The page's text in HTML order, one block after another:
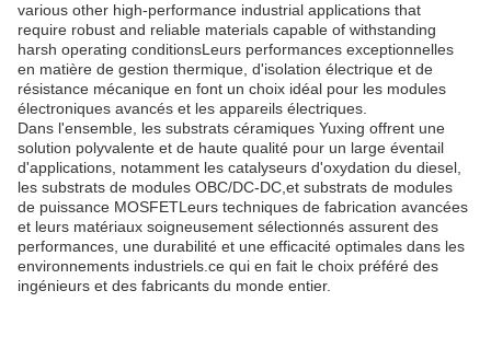
various other high-performance industrial applications that
require robust and reliable materials capable of withstanding
harsh operating conditionsLeurs performances exceptionnelles
en matière de gestion thermique, d'isolation électrique et de
résistance mécanique en font un choix idéal pour les modules
électroniques avancés et les appareils électriques.
Dans l'ensemble, les substrats céramiques Yuxing offrent une
solution polyvalente et de haute qualité pour un large éventail
d'applications, notamment les catalyseurs d'oxydation du diesel,
les substrats de modules OBC/DC-DC,et substrats de modules
de puissance MOSFETLeurs techniques de fabrication avancées
et leurs matériaux soigneusement sélectionnés assurent des
performances, une durabilité et une efficacité optimales dans les
environnements industriels.ce qui en fait le choix préféré des
ingénieurs et des fabricants du monde entier.